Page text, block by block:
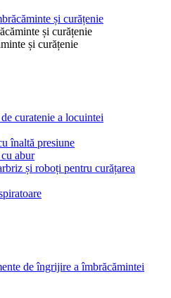
și curățenie
și curățenie
și curățenie
curatenie a locuintei
înaltă presiune
abur
și roboți pentru curățarea
de îngrijire a îmbrăcămintei